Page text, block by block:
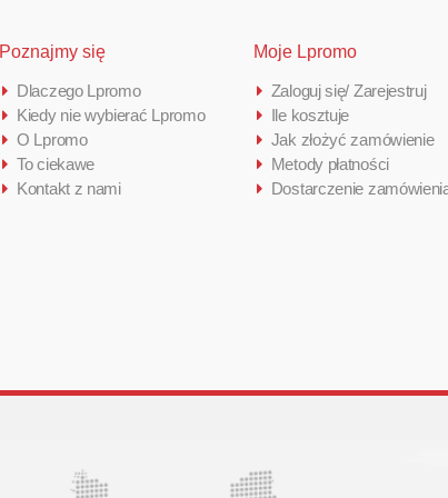
Poznajmy się
Dlaczego Lpromo
Kiedy nie wybierać Lpromo
O Lpromo
To ciekawe
Kontakt z nami
Moje Lpromo
Zaloguj się/ Zarejestruj
Ile kosztuje
Jak złożyć zamówienie
Metody płatności
Dostarczenie